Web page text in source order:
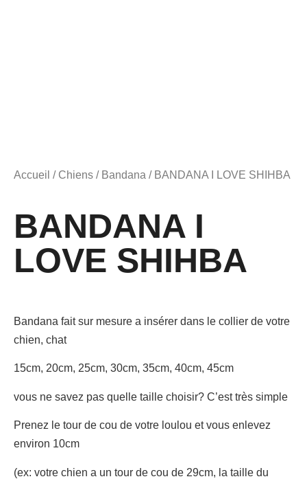
Accueil / Chiens / Bandana / BANDANA I LOVE SHIHBA
BANDANA I
LOVE SHIHBA
Bandana fait sur mesure a insérer dans le collier de votre
chien, chat
15cm, 20cm, 25cm, 30cm, 35cm, 40cm, 45cm
vous ne savez pas quelle taille choisir? C’est très simple
Prenez le tour de cou de votre loulou et vous enlevez
environ 10cm
(ex: votre chien a un tour de cou de 29cm, la taille du